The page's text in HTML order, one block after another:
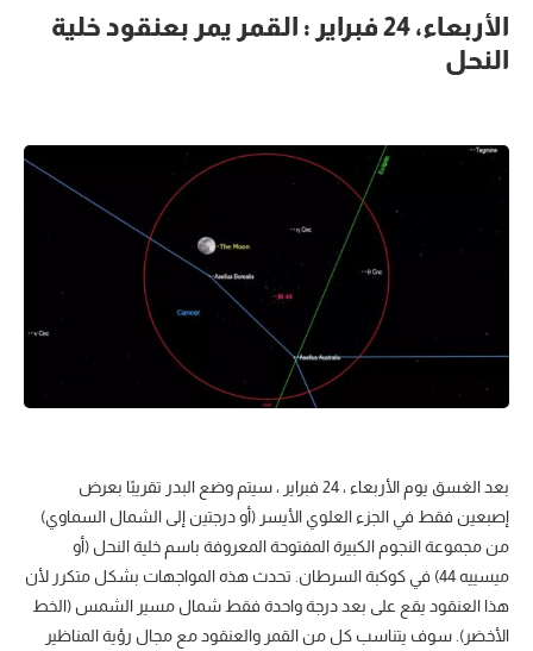
الأربعاء، 24 فبراير : القمر يمر بعنقود خلية
النحل
بعد الغسق يوم الأربعاء ، 24 فبراير ، سيتم وضع البدر تقريبًا بعرض
إصبعين فقط في الجزء العلوي الأيسر (أو درجتين إلى الشمال السماوي)
من مجموعة النجوم الكبيرة المفتوحة المعروفة باسم خلية النحل (أو
ميسييه 44) في كوكبة السرطان. تحدث هذه المواجهات بشكل متكرر لأن
هذا العنقود يقع على بعد درجة واحدة فقط شمال مسير الشمس (الخط
الأخضر). سوف يتناسب كل من القمر والعنقود مع مجال رؤية المناظير